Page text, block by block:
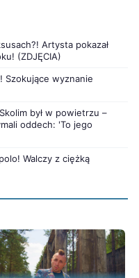
Artysta pokazał
(ZDJĘCIA)
Szokujące wyznanie
był w powietrzu –
oddech: 'To jego
Walczy z ciężką